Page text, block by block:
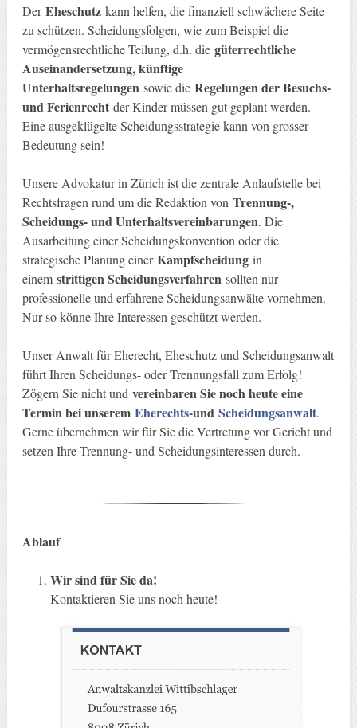
DerEheschutzkann helfen, die finanziell schwächere Seite
zu schützen. Scheidungsfolgen, wie zum Beispiel die
vermögensrechtliche Teilung, d.h. die güterrechtliche
Auseinandersetzung, künftige
Unterhaltsregelungen sowie die Regelungen der Besuchs-
und Ferienrecht der Kinder müssen gut geplant werden.
Eine ausgeklügelte Scheidungsstrategie kann von grosser
Bedeutung sein!
Unsere Advokatur in Zürich ist die zentrale Anlaufstelle bei
Rechtsfragen rund um die Redaktion von Trennung-,
Scheidungs- und Unterhaltsvereinbarungen. Die
Ausarbeitung einer Scheidungskonvention oder die
strategische Planung einerKampfscheidung in
einemstrittigen Scheidungsverfahren sollten nur
professionelle und erfahrene Scheidungsanwälte vornehmen.
Nur so könne Ihre Interessen geschützt werden.
Unser Anwalt für Eherecht, Eheschutz und Scheidungsanwalt
führt Ihren Scheidungs- oder Trennungsfall zum Erfolg!
Zögern Sie nicht und vereinbaren Sie noch heute eine
Termin bei unserem Eherechts-und Scheidungsanwalt.
Gerne übernehmen wir für Sie die Vertretung vor Gericht und
setzen Ihre Trennung- und Scheidungsinteressen durch.
Ablauf
Wir sind für Sie da!
Kontaktieren Sie uns noch heute!